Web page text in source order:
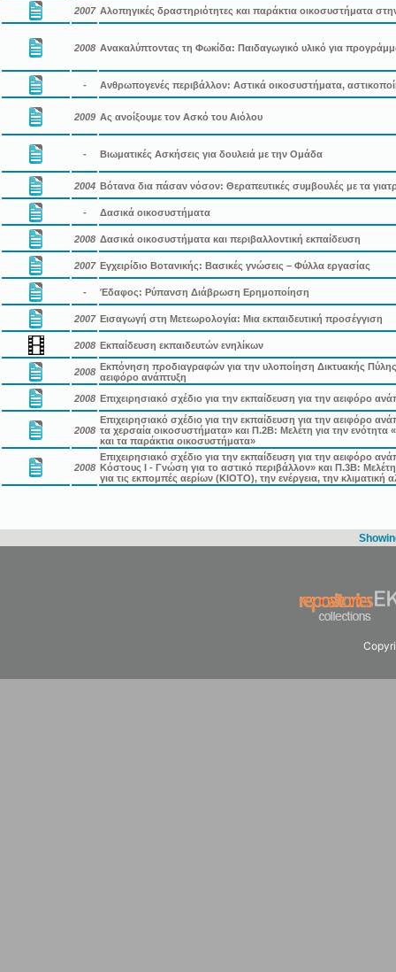
2007 Αλοπηγικές δραστηριότητες και παράκτια οικοσυστήματα
2008 Ανακαλύπτοντας τη Φωκίδα: Παιδαγωγικό υλικό για
- Ανθρωπογενές περιβάλλον: Αστικά οικοσυστήματα,
2009 Ας ανοίξουμε τον Ασκό του Αιόλου
- Βιωματικές Ασκήσεις για δουλειά με την Ομάδα
2004 Βότανα δια πάσαν νόσον: Θεραπευτικές συμβουλές με τα
- Δασικά οικοσυστήματα
2008 Δασικά οικοσυστήματα και περιβαλλοντική εκπαίδευση
2007 Εγχειρίδιο Βοτανικής: Βασικές γνώσεις – Φύλλα εργασίας
- Έδαφος: Ρύπανση Διάβρωση Ερημοποίηση
2007 Εισαγωγή στη Μετεωρολογία: Μια εκπαιδευτική προσέγγιση
2008 Εκπαίδευση εκπαιδευτών ενηλίκων
2008 Εκπόνηση προδιαγραφών για την υλοποίηση Δικτυακής
αειφόρο ανάπτυξη
2008 Επιχειρησιακό σχέδιο για την εκπαίδευση για την αειφόρο
2008
Επιχειρησιακό σχέδιο για την εκπαίδευση για την αειφόρο
τα χερσαία οικοσυστήματα» και Π.2Β: Μελέτη για την
και τα παράκτια οικοσυστήματα»
2008
Επιχειρησιακό σχέδιο για την εκπαίδευση για την αειφόρο
Κόστους Ι - Γνώση για το αστικό περιβάλλον» και Π.3Β:
για τις εκπομπές αερίων (ΚΙΟΤΟ), την ενέργεια, την